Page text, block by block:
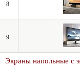
8
9
Экраны напольные с